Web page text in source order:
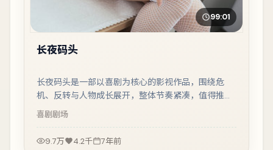
99:01
长夜码头
长夜码头是一部以喜剧为核心的影视作品，围绕危
机、反转与人物成长展开，整体节奏紧凑，值得推荐
观看。
喜剧剧场
9.7万 4.2千 7年前